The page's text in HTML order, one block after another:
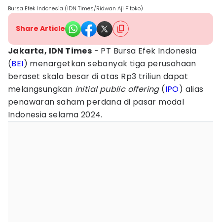
Bursa Efek Indonesia (IDN Times/Ridwan Aji Pitoko)
Share Article
Jakarta, IDN Times - PT Bursa Efek Indonesia
(BEI) menargetkan sebanyak tiga perusahaan
beraset skala besar di atas Rp3 triliun dapat
melangsungkan initial public offering(IPO) alias
penawaran saham perdana di pasar modal
Indonesia selama 2024.